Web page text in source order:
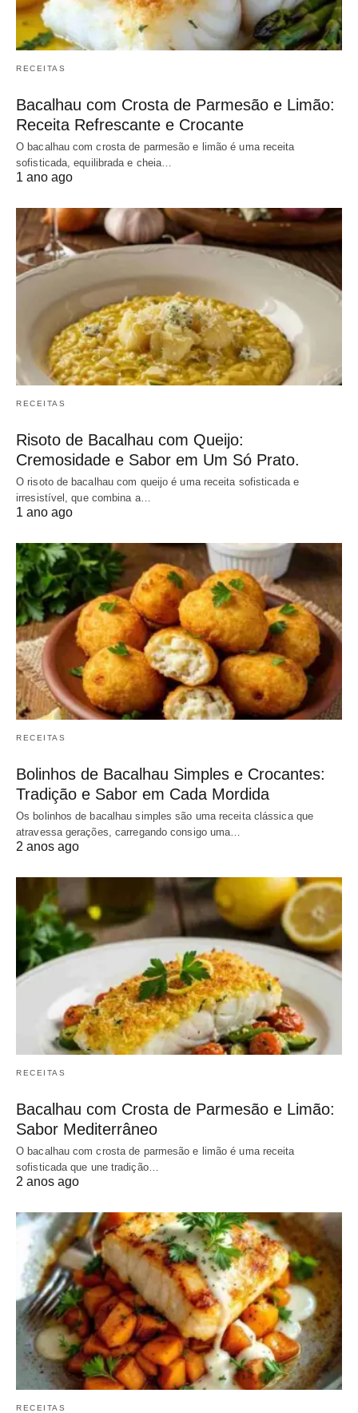
RECEITAS
Bacalhau com Crosta de Parmesão e Limão:
Receita Refrescante e Crocante
O bacalhau com crosta de parmesão e limão é uma receita
sofisticada, equilibrada e cheia…
1 ano ago
RECEITAS
Risoto de Bacalhau com Queijo:
Cremosidade e Sabor em Um Só Prato.
O risoto de bacalhau com queijo é uma receita sofisticada e
irresistível, que combina a…
1 ano ago
RECEITAS
Bolinhos de Bacalhau Simples e Crocantes:
Tradição e Sabor em Cada Mordida
Os bolinhos de bacalhau simples são uma receita clássica que
atravessa gerações, carregando consigo uma…
2 anos ago
RECEITAS
Bacalhau com Crosta de Parmesão e Limão:
Sabor Mediterrâneo
O bacalhau com crosta de parmesão e limão é uma receita
sofisticada que une tradição…
2 anos ago
RECEITAS